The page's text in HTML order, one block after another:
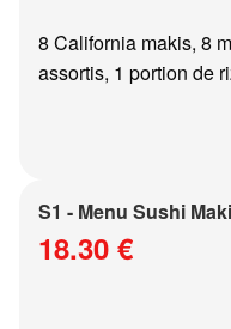
8 California makis, 8
assortis, 1 portion de
S1 - Menu Sushi
18.30 €